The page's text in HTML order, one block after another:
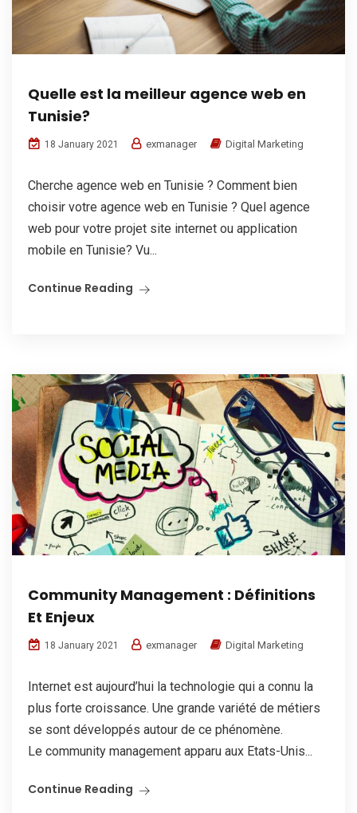
Quelle est la meilleur agence web en
Tunisie?
18 January 2021 exmanager Digital Marketing
Cherche agence web en Tunisie ? Comment bien
choisir votre agence web en Tunisie ? Quel agence
web pour votre projet site internet ou application
mobile en Tunisie? Vu...
Continue Reading
Community Management : Définitions
Et Enjeux
18 January 2021 exmanager Digital Marketing
Internet est aujourd’hui la technologie qui a connu la
plus forte croissance. Une grande variété de métiers
se sont développés autour de ce phénomène.
Le community management apparu aux Etats-Unis...
Continue Reading